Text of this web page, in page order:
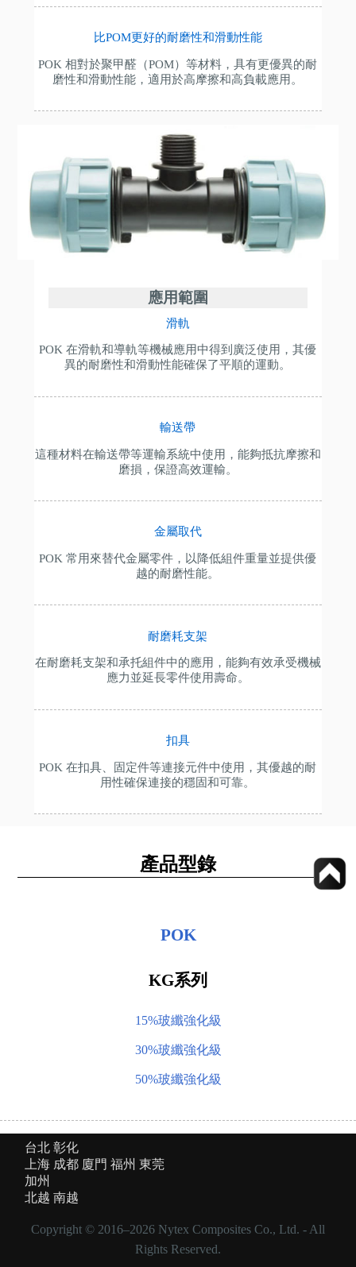
比POM更好的耐磨性和滑動性能
POK 相對於聚甲醛（POM）等材料，具有更優異的耐
磨性和滑動性能，適用於高摩擦和高負載應用。
應用範圍
滑軌
POK 在滑軌和導軌等機械應用中得到廣泛使用，其優
異的耐磨性和滑動性能確保了平順的運動。
輸送帶
這種材料在輸送帶等運輸系統中使用，能夠抵抗摩擦和
磨損，保證高效運輸。
金屬取代
POK 常用來替代金屬零件，以降低組件重量並提供優
越的耐磨性能。
耐磨耗支架
在耐磨耗支架和承托組件中的應用，能夠有效承受機械
應力並延長零件使用壽命。
扣具
POK 在扣具、固定件等連接元件中使用，其優越的耐
用性確保連接的穩固和可靠。
產品型錄
POK
KG系列
15%玻纖強化級
30%玻纖強化級
50%玻纖強化級
台北 彰化
上海 成都 廈門 福州 東莞
加州
北越 南越
Copyright © 2016–2026 Nytex Composites Co., Ltd. - All
Rights Reserved.